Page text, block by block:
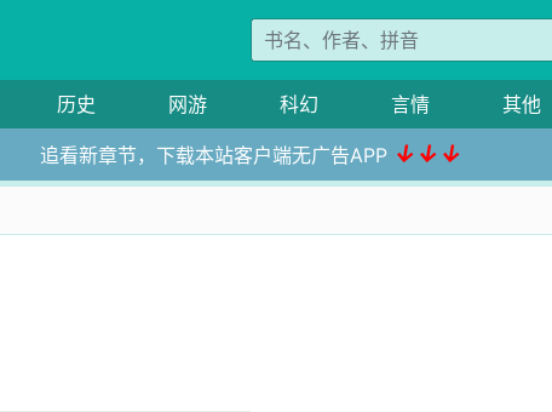
历史 网游 科幻 言情 其他
追看新章节，下载本站客户端无广告APP ↓↓↓